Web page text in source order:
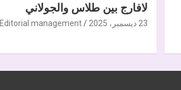
لافارج بين طلاس والجولاني
23 ديسمبر، 2025 Editorial management